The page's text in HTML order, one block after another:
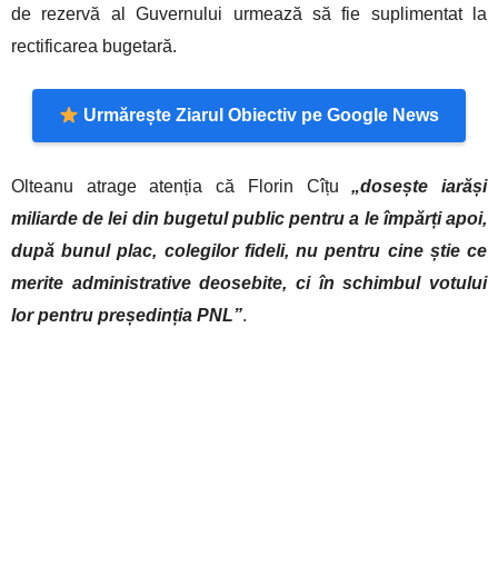
de rezervă al Guvernului urmează să fie suplimentat la
rectificarea bugetară.
Urmărește Ziarul Obiectiv pe Google News
Olteanu atrage atenția că Florin Cîțu„dosește iarăși
miliarde de lei din bugetul public pentru a le împărți apoi,
după bunul plac, colegilor fideli, nu pentru cine știe ce
merite administrative deosebite, ci în schimbul votului
lor pentru președinția PNL”.